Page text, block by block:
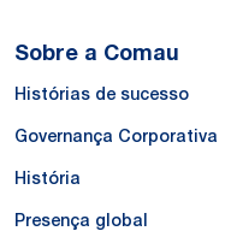
Sobre a Comau
Histórias de sucesso
Governança Corporativa
História
Presença global